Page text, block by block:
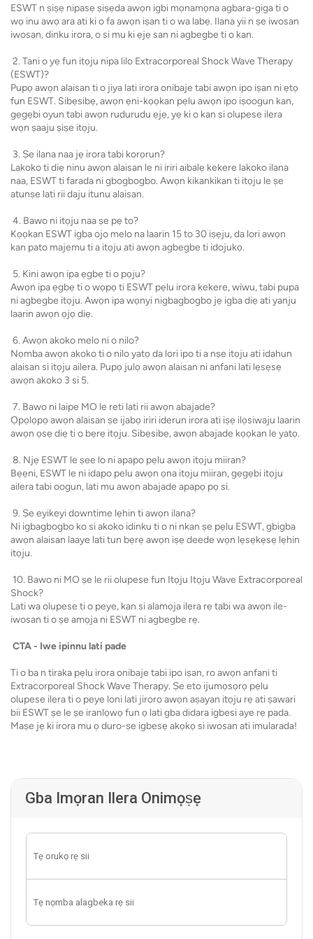
ESWT n ṣiṣẹ nipasẹ ṣiṣẹda awọn igbi mọnamọna agbara-giga ti o
wọ inu awọ ara ati ki o fa awọn iṣan ti o wa labẹ. Ilana yii n ṣe iwosan
iwosan, dinku irora, o si mu ki ẹjẹ san ni agbegbe ti o kan.
2. Tani o yẹ fun itọju nipa lilo Extracorporeal Shock Wave Therapy
(ESWT)?
Pupọ awọn alaisan ti o jiya lati irora onibaje tabi awọn ipo iṣan ni ẹtọ
fun ESWT. Sibẹsibẹ, awọn ẹni-kọọkan pẹlu awọn ipo iṣoogun kan,
gẹgẹbi oyun tabi awọn rudurudu ẹjẹ, yẹ ki o kan si olupese ilera
wọn ṣaaju ṣiṣe itọju.
3. Ṣe ilana naa jẹ irora tabi korọrun?
Lakoko ti diẹ ninu awọn alaisan le ni iriri aibalẹ kekere lakoko ilana
naa, ESWT ti farada ni gbogbogbo. Awọn kikankikan ti itọju le ṣe
atunṣe lati rii daju itunu alaisan.
4. Bawo ni itọju naa ṣe pẹ to?
Kọọkan ESWT igba ojo melo na laarin 15 to 30 iṣẹju, da lori awọn
kan pato majemu ti a itọju ati awọn agbegbe ti idojukọ.
5. Kini awọn ipa ẹgbẹ ti o pọju?
Awọn ipa ẹgbẹ ti o wọpọ ti ESWT pẹlu irora kekere, wiwu, tabi pupa
ni agbegbe itọju. Awọn ipa wọnyi nigbagbogbo jẹ igba diẹ ati yanju
laarin awọn ọjọ diẹ.
6. Awọn akoko melo ni o nilo?
Nọmba awọn akoko ti o nilo yatọ da lori ipo ti a nṣe itọju ati idahun
alaisan si itọju ailera. Pupọ julọ awọn alaisan ni anfani lati lẹsẹsẹ
awọn akoko 3 si 5.
7. Bawo ni laipe MO le reti lati rii awọn abajade?
Ọpọlọpọ awọn alaisan ṣe ijabọ iriri iderun irora ati iṣẹ ilọsiwaju laarin
awọn ọsẹ diẹ ti o bẹrẹ itọju. Sibẹsibẹ, awọn abajade kọọkan le yatọ.
8. Njẹ ESWT le ṣee lo ni apapo pẹlu awọn itọju miiran?
Bẹẹni, ESWT le ni idapo pelu awọn ọna itọju miiran, gẹgẹbi itọju
ailera tabi oogun, lati mu awọn abajade apapọ pọ si.
9. Ṣe eyikeyi downtime lẹhin ti awọn ilana?
Ni igbagbogbo ko si akoko idinku ti o ni nkan ṣe pẹlu ESWT, gbigba
awọn alaisan laaye lati tun bẹrẹ awọn iṣẹ deede wọn lẹsẹkẹsẹ lẹhin
itọju.
10. Bawo ni MO ṣe le rii olupese fun Itọju Itọju Wave Extracorporeal
Shock?
Lati wa olupese ti o peye, kan si alamọja ilera rẹ tabi wa awọn ile-
iwosan ti o ṣe amọja ni ESWT ni agbegbe rẹ.
CTA - Iwe ipinnu lati pade
Ti o ba n tiraka pẹlu irora onibaje tabi ipo iṣan, ro awọn anfani ti
Extracorporeal Shock Wave Therapy. Ṣe eto ijumọsọrọ pẹlu
olupese ilera ti o peye loni lati jiroro awọn aṣayan itọju rẹ ati ṣawari
bii ESWT ṣe le ṣe iranlọwọ fun ọ lati gba didara igbesi aye rẹ pada.
Maṣe jẹ ki irora mu ọ duro-ṣe igbesẹ akọkọ si iwosan ati imularada!
Gba Imọran Ilera Onimọṣẹ